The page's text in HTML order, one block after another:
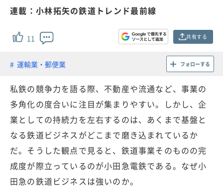
連載：小林拓矢の鉄道トレンド最前線
11 共有する
運輸業・郵便業 フォローする
私鉄の競争力を語る際、不動産や流通など、事業の
多角化の度合いに注目が集まりやすい。しかし、企
業としての持続力を左右するのは、あくまで基盤と
なる鉄道ビジネスがどこまで磨き込まれているか
だ。そうした観点で見ると、鉄道事業そのものの完
成度が際立っているのが小田急電鉄である。なぜ小
田急の鉄道ビジネスは強いのか。